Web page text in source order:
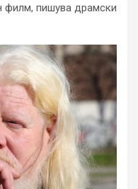
филм, пишува драмски